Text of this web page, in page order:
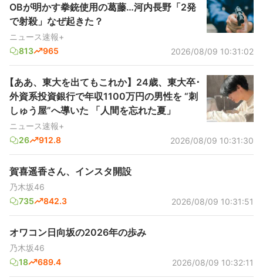
OBが明かす拳銃使用の葛藤…河内長野「2発
で射殺」なぜ起きた？
ニュース速報+
813
965 2026/08/09 10:31:02
【ああ、東大を出てもこれか】24歳、東大卒･
外資系投資銀行で年収1100万円の男性を “刺
しゅう屋”へ導いた 「人間を忘れた夏」
ニュース速報+
26
912.8 2026/08/09 10:31:30
賀喜遥香さん、インスタ開設
乃木坂46
735
842.3 2026/08/09 10:31:51
オワコン日向坂の2026年の歩み
乃木坂46
18
689.4 2026/08/09 10:32:11